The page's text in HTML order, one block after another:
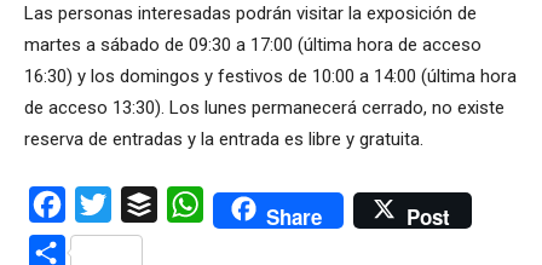
Las personas interesadas podrán visitar la exposición de
martes a sábado de 09:30 a 17:00 (última hora de acceso
16:30) y los domingos y festivos de 10:00 a 14:00 (última hora
de acceso 13:30). Los lunes permanecerá cerrado, no existe
reserva de entradas y la entrada es libre y gratuita.
Facebook
Twitter Buffer WhatsAppShare Post
Compartir